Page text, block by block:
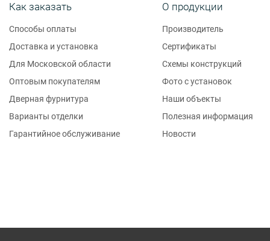
Как заказать
Способы оплаты
Доставка и установка
Для Московской области
Оптовым покупателям
Дверная фурнитура
Варианты отделки
Гарантийное обслуживание
О продукции
Производитель
Сертификаты
Схемы конструкций
Фото с установок
Наши объекты
Полезная информация
Новости